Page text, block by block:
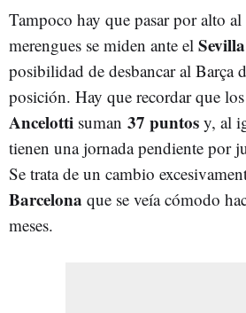
Tampoco hay que pasar por alto al
merengues se miden ante el
posibilidad de desbancar al Barça
posición. Hay que recordar que
Ancelotti suman 37 puntos y, al
tienen una jornada pendiente por
Se trata de un cambio
Barcelona que se veía cómodo
meses.